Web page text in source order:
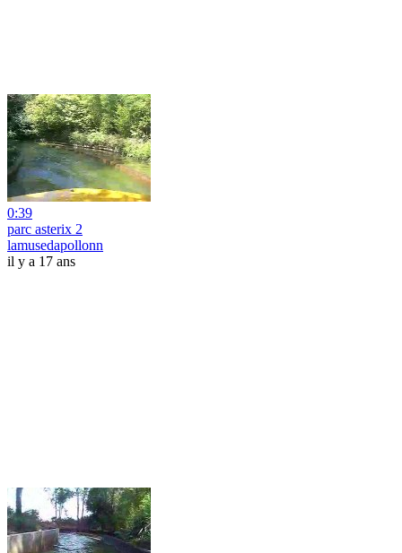
0:39
parc asterix 2
lamusedapollonn
il y a 17 ans